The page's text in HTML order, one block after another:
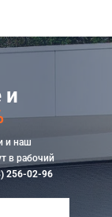
и
и наш
в рабочий
256-02-96